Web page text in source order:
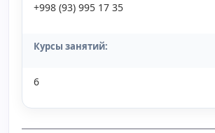
+998 (93) 995 17 35
Курсы занятий:
6